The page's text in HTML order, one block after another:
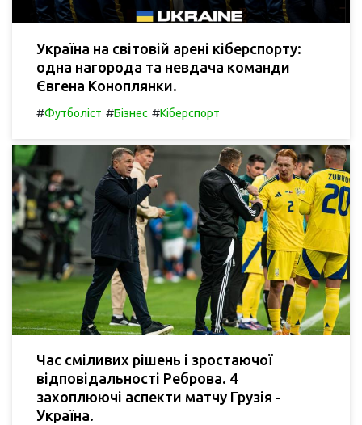
Україна на світовій арені кіберспорту:
одна нагорода та невдача команди
Євгена Коноплянки.
#Футболіст #Бізнес #Кіберспорт
Час сміливих рішень і зростаючої
відповідальності Реброва. 4
захоплюючі аспекти матчу Грузія -
Україна.